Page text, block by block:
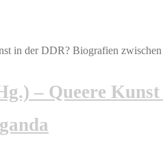
– Queere